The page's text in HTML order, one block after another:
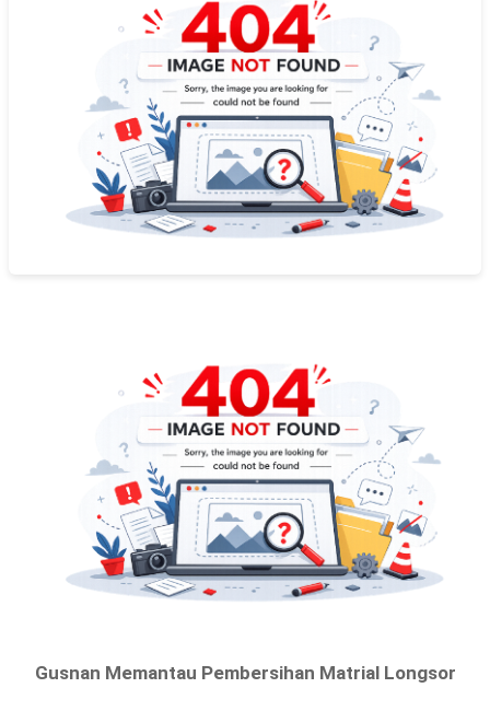
Gusnan Memantau Pembersihan Matrial Longsor